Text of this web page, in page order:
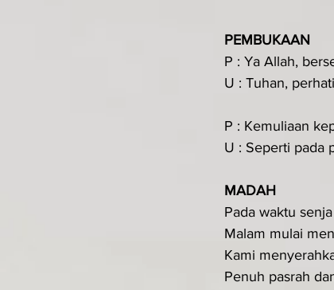
PEMBUKAAN
P : Ya Allah,
U : Tuhan,
P : Kemuliaan
U : Seperti pada
MADAH
Pada waktu
Malam mulai
Kami
Penuh pasrah